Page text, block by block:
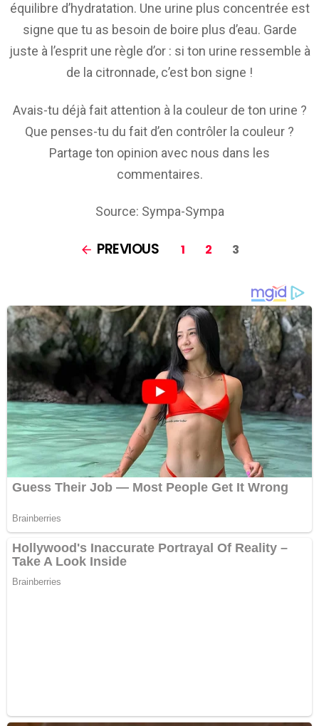
équilibre d’hydratation. Une urine plus concentrée est
signe que tu as besoin de boire plus d’eau. Garde
juste à l’esprit une règle d’or : si ton urine ressemble à
de la citronnade, c’est bon signe !
Avais-tu déjà fait attention à la couleur de ton urine ?
Que penses-tu du fait d’en contrôler la couleur ?
Partage ton opinion avec nous dans les
commentaires.
Source: Sympa-Sympa
PREVIOUS 1 2 3